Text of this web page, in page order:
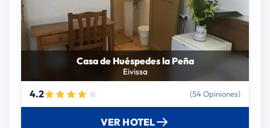
Casa de Huéspedes la Peña
Eivissa
4.2 (54 Opiniones)
VER HOTEL